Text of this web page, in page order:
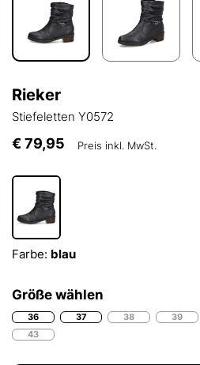
Rieker
Stiefeletten Y0572
€ 79,95 Preis inkl. MwSt.
Farbe: blau
Größe wählen
36 37 38 39
43